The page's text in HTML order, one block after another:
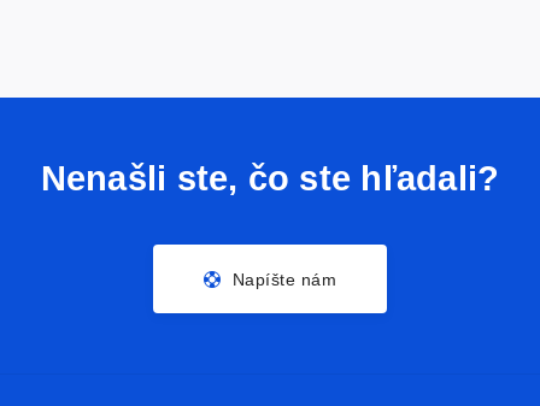
Nenašli ste, čo ste hľadali?
Napíšte nám